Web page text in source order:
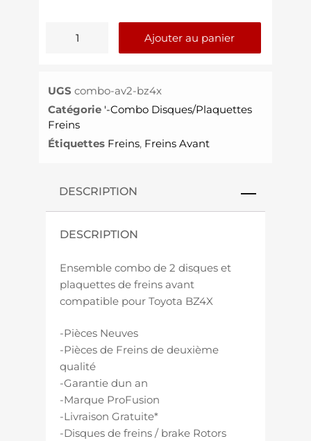
Ajouter au panier
UGScombo-av2-bz4x
Catégorie '-Combo Disques/Plaquettes
Freins
Étiquettes Freins, Freins Avant
DESCRIPTION
DESCRIPTION
Ensemble combo de 2 disques et
plaquettes de freins avant
compatible pour Toyota BZ4X
-Pièces Neuves
-Pièces de Freins de deuxième
qualité
-Garantie dun an
-Marque ProFusion
-Livraison Gratuite*
-Disques de freins / brake Rotors